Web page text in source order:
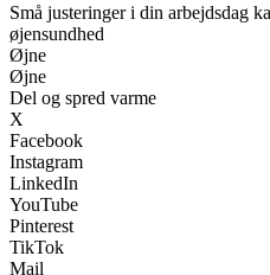
Små justeringer i din arbejdsdag
øjensundhed
Øjne
Øjne
Del og spred varme
X
Facebook
Instagram
LinkedIn
YouTube
Pinterest
TikTok
Mail